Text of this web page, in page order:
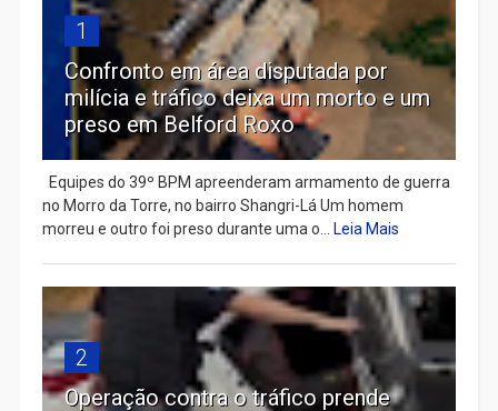
1
Confronto em área disputada por
milícia e tráfico deixa um morto e um
preso em Belford Roxo
Equipes do 39º BPM apreenderam armamento de guerra
no Morro da Torre, no bairro Shangri-Lá Um homem
morreu e outro foi preso durante uma o... Leia Mais
2
Operação contra o tráfico prende